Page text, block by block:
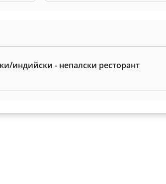
индийски - непалски ресторант